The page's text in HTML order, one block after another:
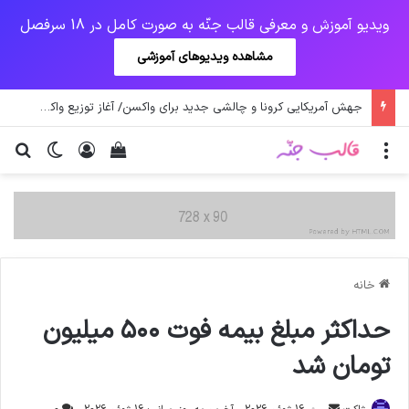
ویدیو آموزش و معرفی قالب جنّه به صورت کامل در 18 سرفصل
مشاهده ویدیوهای آموزشی
جهش آمریکایی کرونا و چالشی جدید برای واکسن/ آغاز توزیع واکسن از سوی اتحادیه کوواکس
تغییر ورود
دیدن سبد خرید منو
خانه
حداکثر مبلغ بیمه فوت ۵۰۰ میلیون
تومان شد